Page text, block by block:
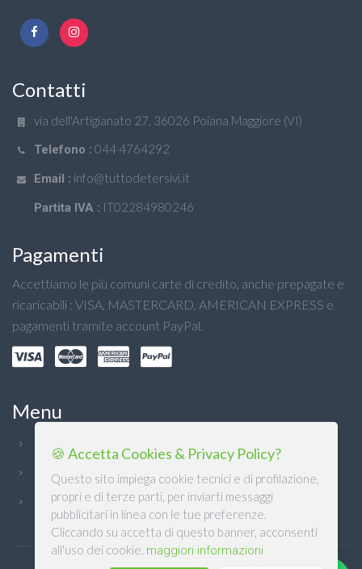
Contatti
via dell'Artigianato 27, 36026 Poiana Maggiore (VI)
Telefono : 044 4764292
Email : info@tuttodetersivi.it
Partita IVA : IT02284980246
Pagamenti
Accettiamo le più comuni carte di credito, anche prepagate e
ricaricabili : VISA, MASTERCARD, AMERICAN EXPRESS e
pagamenti tramite account PayPal.
Menu
Condizioni generali
Privacy
🍪 Accetta Cookies & Privacy Policy?
Questo sito impiega cookie tecnici e di profilazione,
propri e di terze parti, per inviarti messaggi
pubblicitari in linea con le tue preferenze.
Cliccando su accetta di questo banner, acconsenti
all'uso dei cookie. maggiori informazioni